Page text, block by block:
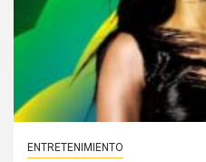
ENTRETENIMIENTO